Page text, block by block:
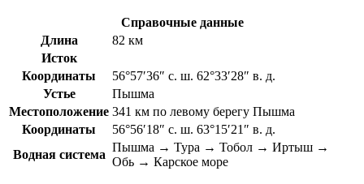
Справочные данные
Длина
82 км
Исток
Координаты
56°57′36″ с. ш. 62°33′28″ в. д.
Устье
Пышма
Местоположение 341 км по левому берегу Пышма
Координаты
56°56′18″ с. ш. 63°15′21″ в. д.
Водная система
Пышма → Тура → Тобол → Иртыш →
Обь → Карское море